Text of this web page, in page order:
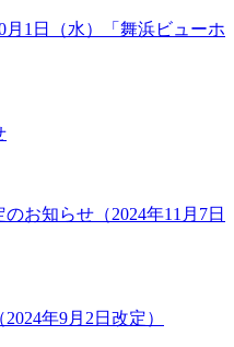
1日（水）「舞浜ビューホ
お知らせ（2024年11月7日
年9月2日改定）